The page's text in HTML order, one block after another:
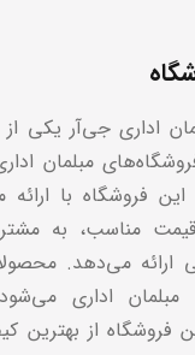
اداری جی‌آر یکی از
مبلمان
فروشگاه با ارائه
مناسب، به
ارائه می‌دهد.
مبلمان اداری
فروشگاه از بهترین